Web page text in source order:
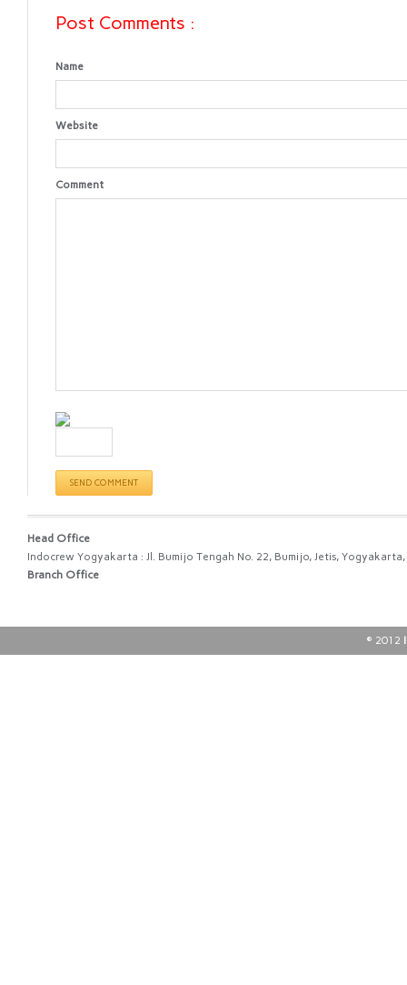
Post Comments :
Name
Website
Comment
Head Office
Indocrew Yogyakarta : Jl. Bumijo Tengah No. 22, Bumijo, Jetis,
Branch Office
© 2012